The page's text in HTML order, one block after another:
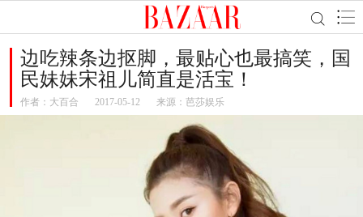
边吃辣条边抠脚，最贴心也最搞笑，国
民妹妹宋祖儿简直是活宝！
作者： 大百合 2017-05-12 来源：芭莎娱乐